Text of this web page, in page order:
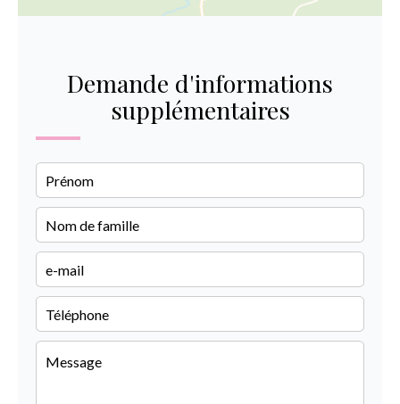
Demande d'informations
supplémentaires